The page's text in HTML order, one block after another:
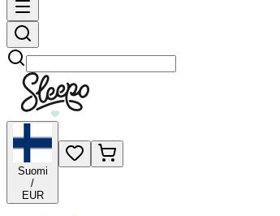
Etsi
Suomi
/
EUR